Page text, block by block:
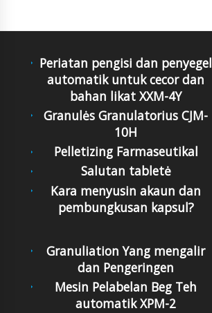
Periatan pengisi dan penyegel
automatik untuk cecor dan
bahan likat XXM-4Y
Granulės Granulatorius CJM-
10H
Pelletizing Farmaseutikal
Salutan tabletė
Kara menyusin akaun dan
pembungkusan kapsul?
Granuliation Yang mengalir
dan Pengeringen
Mesin Pelabelan Beg Teh
automatik XPM-2